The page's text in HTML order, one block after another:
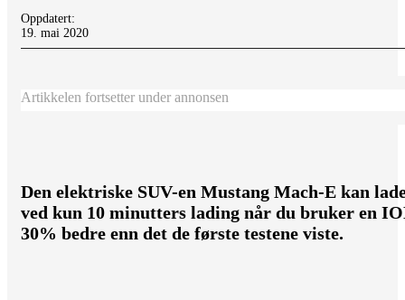
Oppdatert:
19. mai 2020
Artikkelen fortsetter under annonsen
Den elektriske SUV-en Mustang Mach-E kan
ved kun 10 minutters lading når du bruker en
30% bedre enn det de første testene viste.